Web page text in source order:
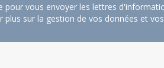
vous envoyer les lettres
plus sur la gestion de vos données et